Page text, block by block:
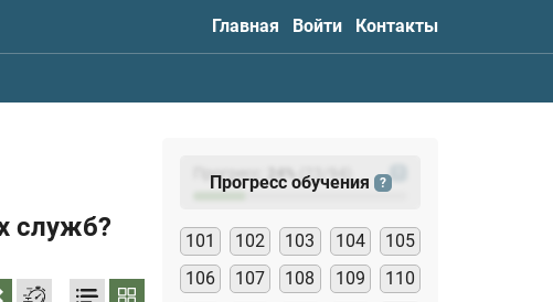
Главная Войти Контакты
служб?
Прогресс: (23
Прогресс обучения ?
101 102 103 104
105
106
107 108 109
110